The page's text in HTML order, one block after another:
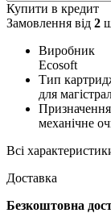
Купити в кредит
Замовлення від 2
Виробник
Ecosoft
Тип
для
механічне
Всі
Доставка
Безкоштовна